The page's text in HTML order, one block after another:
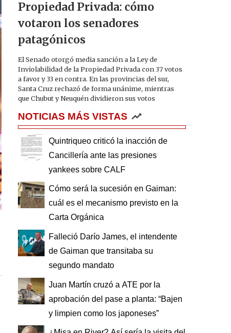
Propiedad Privada: cómo
votaron los senadores
patagónicos
El Senado otorgó media sanción a la Ley de
Inviolabilidad de la Propiedad Privada con 37 votos
a favor y 33 en contra. En las provincias del sur,
Santa Cruz rechazó de forma unánime, mientras
que Chubut y Neuquén dividieron sus votos
NOTICIAS MÁS VISTAS
Quintriqueo criticó la inacción de
Cancillería ante las presiones
yankees sobre CALF
Cómo será la sucesión en Gaiman:
cuál es el mecanismo previsto en la
Carta Orgánica
Falleció Darío James, el intendente
de Gaiman que transitaba su
segundo mandato
Juan Martín cruzó a ATE por la
aprobación del pase a planta: “Bajen
y limpien como los japoneses”